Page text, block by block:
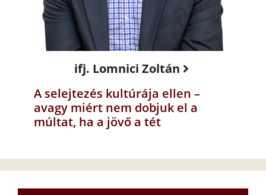
ifj. Lomnici Zoltán
A selejtezés kultúrája ellen –
avagy miért nem dobjuk el a
múltat, ha a jövő a tét